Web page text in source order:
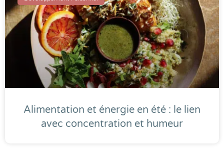
Alimentation et énergie en été : le lien
avec concentration et humeur